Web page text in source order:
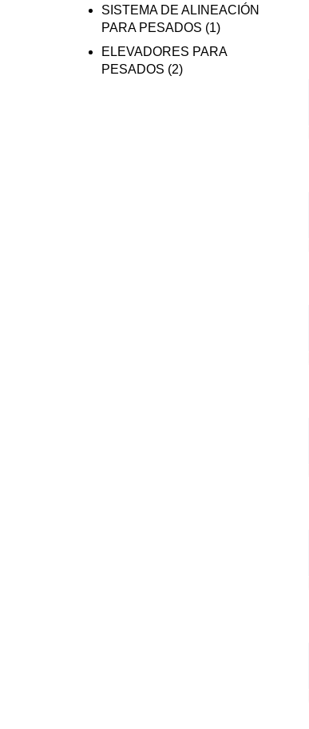
SISTEMA DE ALINEACIÓN
PARA PESADOS (1)
ELEVADORES PARA
PESADOS (2)